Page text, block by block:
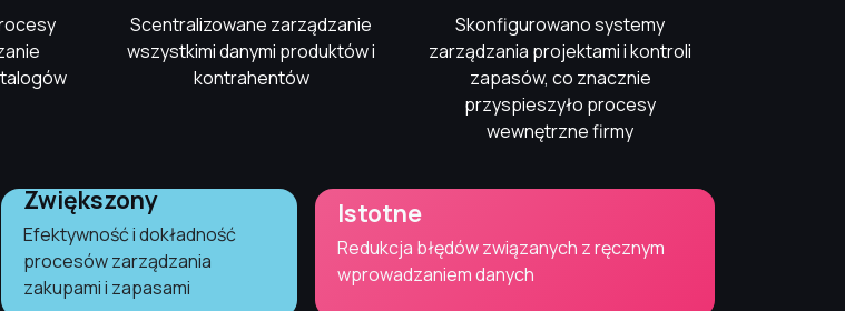
Scentralizowane zarządzanie
wszystkimi danymi produktów i
kontrahentów
Skonfigurowano systemy
zarządzania projektami i kontroli
zapasów, co znacznie
przyspieszyło procesy
wewnętrzne firmy
Istotne
Redukcja błędów związanych z ręcznym
wprowadzaniem danych
Zwiększony
Efektywność i dokładność
procesów zarządzania
zakupami i zapasami